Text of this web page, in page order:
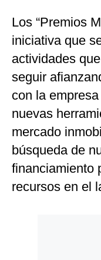
Los “Premios
iniciativa que
actividades
seguir
con la
nuevas
mercado
búsqueda de
financiamiento
recursos en el